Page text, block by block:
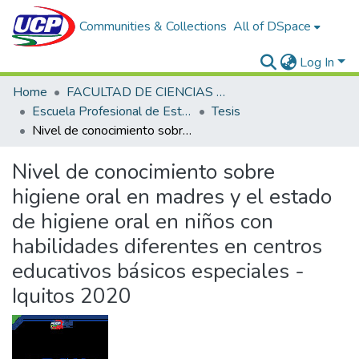
Communities & Collections All of DSpace
Log In
Home
FACULTAD DE CIENCIAS DE LA SALUD
Escuela Profesional de Estomatología
Tesis
Nivel de conocimiento sobre higiene oral en madres y el estado de higiene oral en niños con habilidades diferentes en centros educativos básicos especiales - Iquitos 2020
Nivel de conocimiento sobre
higiene oral en madres y el estado
de higiene oral en niños con
habilidades diferentes en centros
educativos básicos especiales -
Iquitos 2020